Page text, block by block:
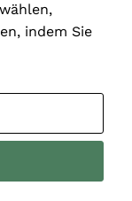
indem Sie